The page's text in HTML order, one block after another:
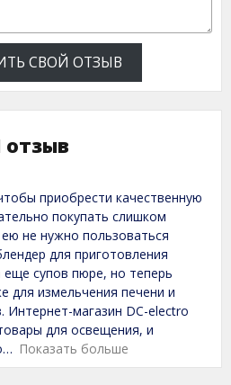
СВОЙ ОТЗЫВ
отзыв
приобрести качественную
покупать слишком
не нужно пользоваться
для приготовления
супов пюре, но теперь
для измельчения печени и
Интернет-магазин DC-electro
для освещения, и
Показать больше